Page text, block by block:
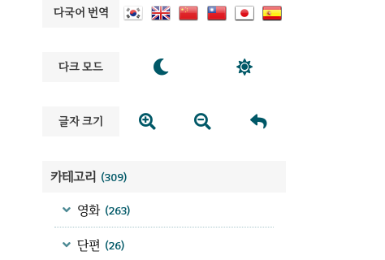
다국어 번역
다크 모드  
글자 크기   
카테고리 (309)
영화 (263)
단편 (26)